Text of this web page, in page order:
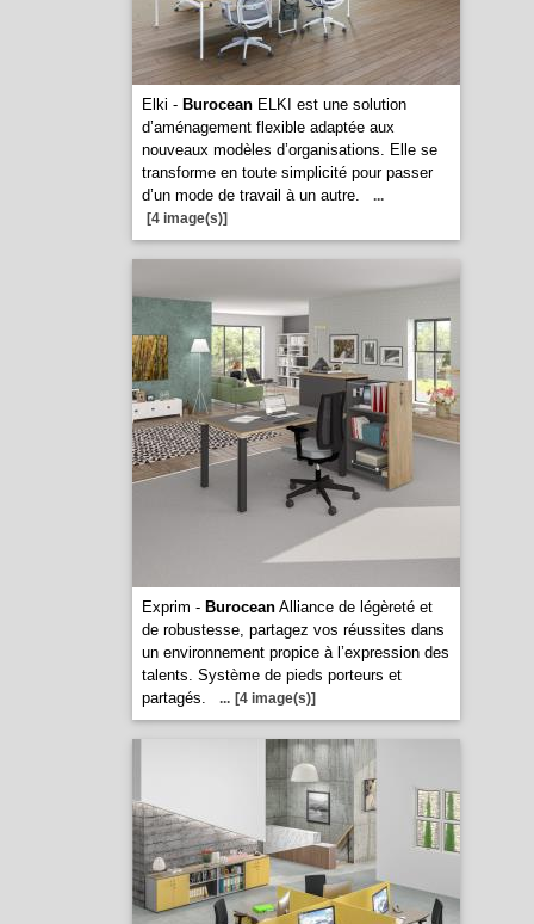
Elki - BuroceanELKI est une solution
d’aménagement flexible adaptée aux
nouveaux modèles d’organisations. Elle se
transforme en toute simplicité pour passer
d’un mode de travail à un autre.
...
[4 image(s)]
Exprim - BuroceanAlliance de légèreté et
de robustesse, partagez vos réussites dans
un environnement propice à l’expression des
talents. Système de pieds porteurs et
partagés.
... [4 image(s)]